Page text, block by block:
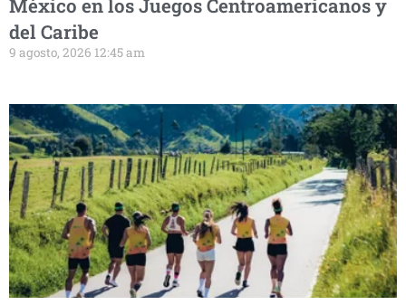
México en los Juegos Centroamericanos y
del Caribe
9 agosto, 2026 12:45 am